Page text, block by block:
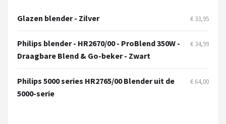
Bardi
Bartscher
Nutribullet
KitchenBrothers
Glazen blender - Zilver € 33,95
Philips blender - HR2670/00 - ProBlend 350W -
Draagbare Blend & Go-beker - Zwart
€ 34,99
Philips 5000 series HR2765/00 Blender uit de
5000-serie
€ 64,00